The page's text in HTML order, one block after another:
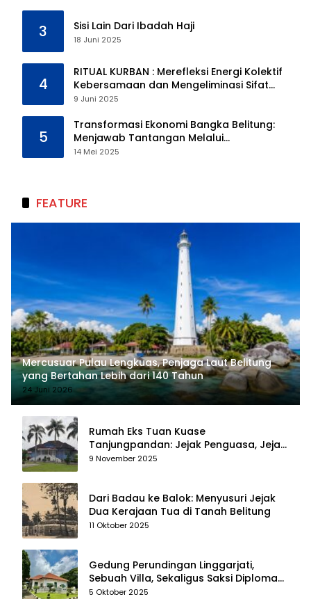
3 Sisi Lain Dari Ibadah Haji
18 Juni 2025
4
RITUAL KURBAN : Merefleksi Energi Kolektif
Kebersamaan dan Mengeliminasi Sifat
Kebinatangan Manusia
9 Juni 2025
5
Transformasi Ekonomi Bangka Belitung:
Menjawab Tantangan Melalui
Pengelolaan Sumber Daya Alam yang
14 Mei 2025
FEATURE
Mercusuar Pulau Lengkuas, Penjaga Laut Belitung
yang Bertahan Lebih dari 140 Tahun
24 Juni 2026
Rumah Eks Tuan Kuase
Tanjungpandan: Jejak Penguasa, Jejak
Kenangan
9 November 2025
Dari Badau ke Balok: Menyusuri Jejak
Dua Kerajaan Tua di Tanah Belitung
11 Oktober 2025
Gedung Perundingan Linggarjati,
Sebuah Villa, Sekaligus Saksi Diplomasi
yang Mengubah Arah Bangsa
5 Oktober 2025